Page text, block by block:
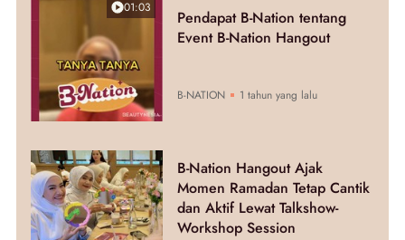
01:03
Pendapat B-Nation tentang
Event B-Nation Hangout
B-NATION 1 tahun yang lalu
B-Nation Hangout Ajak
Momen Ramadan Tetap Cantik
dan Aktif Lewat Talkshow-
Workshop Session